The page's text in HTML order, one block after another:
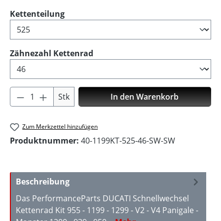
Kettenteilungauswählen
Zähnezahl Kettenrad
Produkt Anzahl: Gib den gewünschten
Stk In den Warenkorb
Zum Merkzettel hinzufügen
Produktnummer: 40-1199KT-525-46-SW-SW
Beschreibung
Das PerformanceParts DUCATI Schnellwechsel
Kettenrad Kit 955 - 1199 - 1299 - V2 - V4 Panigale -